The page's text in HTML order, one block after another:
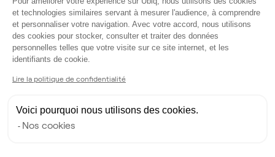
Dispo
Bureau privé• 6ème étage
20
10 400 €
et technologies similaires servant à mesurer l'audience, à comprendre
et personnaliser votre navigation. Avec votre accord, nous utilisons
des cookies pour stocker, consulter et traiter des données
personnelles telles que votre visite sur ce site internet, et les
identifiants de cookie.
Lire la politique de confidentialité
Voici pourquoi nous utilisons des cookies.
Nos cookies